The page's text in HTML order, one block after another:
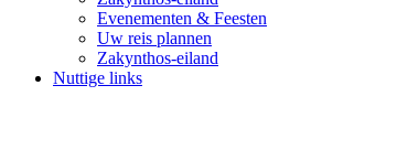
Evenementen & Feesten
Uw reis plannen
Zakynthos-eiland
Nuttige links